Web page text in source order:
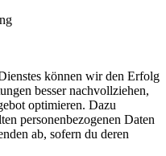
können wir den Erfolg
besser nachvollziehen,
optimieren. Dazu
personenbezogenen Daten
ab, sofern du deren